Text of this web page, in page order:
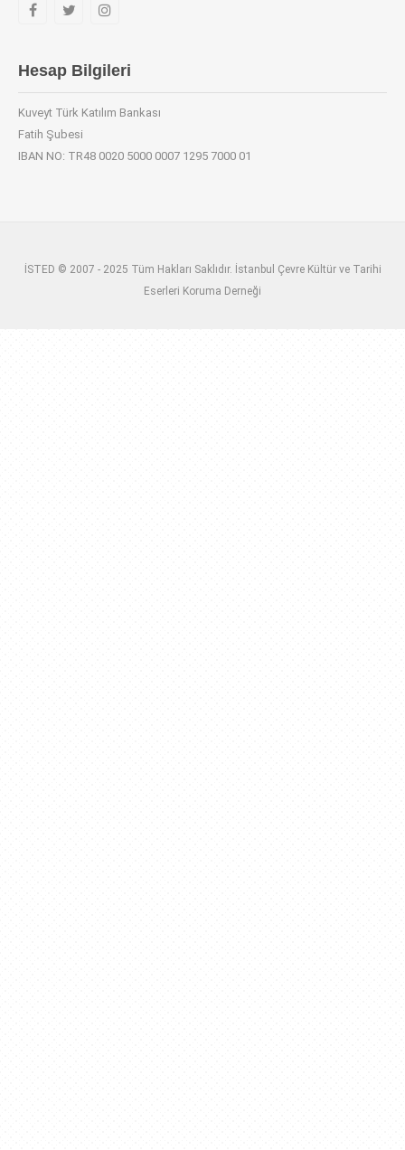
Hesap Bilgileri
Kuveyt Türk Katılım Bankası
Fatih Şubesi
IBAN NO: TR48 0020 5000 0007 1295 7000 01
İSTED © 2007 - 2025 Tüm Hakları Saklıdır. İstanbul Çevre Kültür ve Tarihi
Eserleri Koruma Derneği